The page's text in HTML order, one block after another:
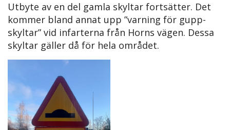
Utbyte av en del gamla skyltar fortsätter. Det
kommer bland annat upp ”varning för gupp-
skyltar” vid infarterna från Horns vägen. Dessa
skyltar gäller då för hela området.